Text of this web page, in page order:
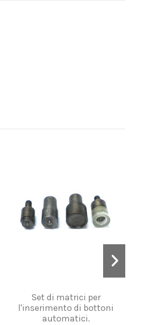
Set di matrici per
l'inserimento di bottoni
automatici.